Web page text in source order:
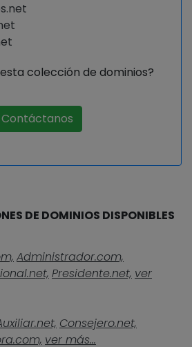
colección de dominios?
Contáctanos
DE DOMINIOS DISPONIBLES
Administrador.com,
Presidente.net, ver
Consejero.net,
ver más...